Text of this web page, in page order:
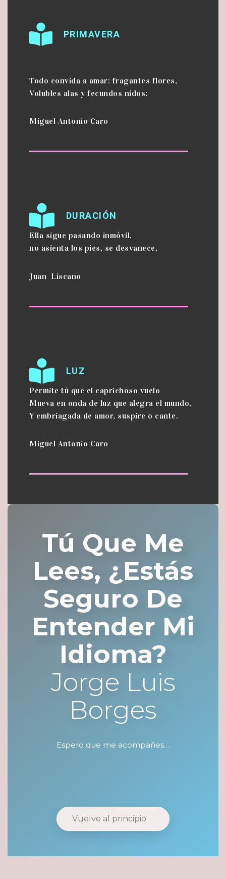
PRIMAVERA
Todo convida a amar: fragantes flores,
Volubles alas y fecundos nidos:
Miguel Antonio Caro
DURACIÓN
Ella sigue pasando inmóvil,
no asienta los pies, se desvanece,
Juan Liscano
LUZ
Permite tú que el caprichoso vuelo
Mueva en onda de luz que alegra el mundo,
Y embriagada de amor, suspire o cante.
Miguel Antonio Caro
Tú Que Me
Lees, ¿estás
Seguro De
Entender Mi
Idioma?
Jorge Luis
Borges
Espero que me acompañes…
Vuelve al principio